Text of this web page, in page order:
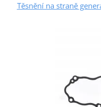
Těsnění na straně